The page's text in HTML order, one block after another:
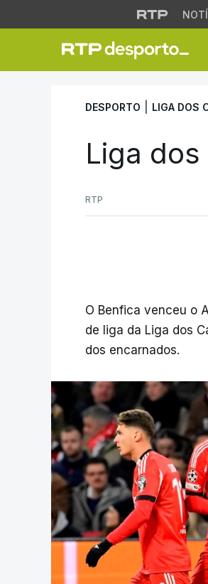
Liga dos
DESPORTO LIGA DOS
Liga
RTP
O Benfica venceu o
de liga da Liga dos
dos encarnados.